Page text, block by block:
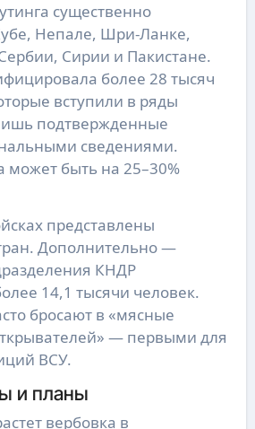
существенно
Непале, Шри-Ланке,
Сирии и Пакистане.
более 28 тысяч
вступили в ряды
подтвержденные
сведениями.
может быть на 25–30%
представлены
Дополнительно —
КНДР
14,1 тысячи человек.
бросают в «мясные
— первыми для
ВСУ.
и планы
вербовка в